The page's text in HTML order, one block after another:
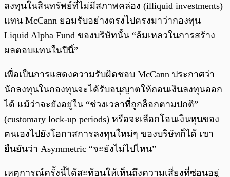
ลงทุนในสินทรัพย์ที่ไม่มีสภาพคล่อง (illiquid investments)
แทน McCann ยอมรับอย่างตรงไปตรงมาว่ากองทุน
Liquid Alpha Fund ของบริษัทนั้น “ล้มเหลวในการสร้าง
ผลตอบแทนในปีนี้”
เพื่อเป็นการแสดงความรับผิดชอบ McCann ประกาศว่า
นักลงทุนในกองทุนจะได้รับอนุญาตให้ถอนเงินลงทุนออก
ได้ แม้ว่าจะยังอยู่ใน “ช่วงเวลาที่ถูกล็อกตามปกติ”
(customary lock-up periods) หรือจะเลือกโอนเงินทุนของ
ตนเองไปยังโอกาสการลงทุนใหม่ๆ ของบริษัทก็ได้ เขา
ยืนยันว่า Asymmetric “จะยังไม่ไปไหน”
เหตุการณ์ครั้งนี้ได้สะท้อนให้เห็นถึงความเสี่ยงที่ซ่อนอยู่